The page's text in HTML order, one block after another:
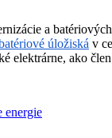
a
úložiská v
elektrárne, ako
energie